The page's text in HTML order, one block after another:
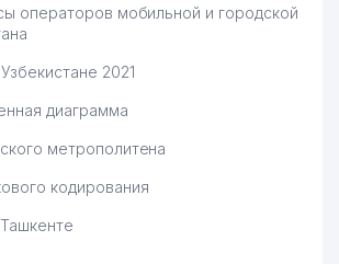
операторов мобильной и городской
2021
диаграмма
метрополитена
кодирования